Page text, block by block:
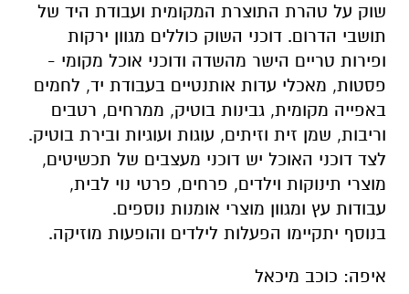
שוק על טהרת התוצרת המקומית ועבודת היד של
תושבי הדרום. דוכני השוק כוללים מגוון ירקות
ופירות טריים הישר מהשדה ודוכני אוכל מקומי -
פסטות, מאכלי עדות אותנטיים בעבודת יד, לחמים
באפייה מקומית, גבינות בוטיק, ממרחים, רטבים
וריבות, שמן זית וזיתים, עוגות ועוגיות ובירת בוטיק.
לצד דוכני האוכל יש דוכני מעצבים של תכשיטים,
מוצרי תינוקות וילדים, פרחים, פרטי נוי לבית,
עבודות עץ ומגוון מוצרי אומנות נוספים.
בנוסף יתקיימו הפעלות לילדים והופעות מוזיקה.
איפה: כוכב מיכאל